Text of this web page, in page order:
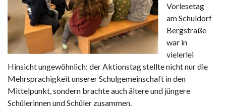
Vorlesetag
am Schuldorf
Bergstraße
war in
vielerlei
Hinsicht ungewöhnlich: der Aktionstag stellte nicht nur die
Mehrsprachigkeit unserer Schulgemeinschaft in den
Mittelpunkt, sondern brachte auch ältere und jüngere
Schülerinnen und Schüler zusammen.